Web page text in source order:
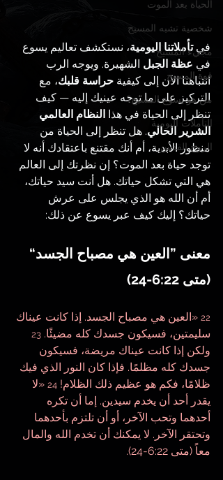
الحياة بعد الموت
شخصية تشبه المسيح
مجيء المسيح
قوة المسيح
من هو يسوع المسيح؟
التأملات اليومية
الروح القدس
في تأملاتنا اليومية، نستكشف تعاليم يسوع
في عظة الجبل الشهيرة. ويوجه الرب
انتباهنا الآن إلى كيفية حراسة قلبك، مع
التركيز على ما توجه عينيك إليه — كيف
تنظر إلى الحياة في هذا النظام العالمي
الشرير الحالي. هل تنظر إلى الحياة من
منظور الأبدية، أم أنك مقتنع باعتقادك أنه لا
توجد حياة بعد الموت؟ إن نظرتك إلى العالم
هي التي تشكل حياتك. هل أنت سيد حياتك،
أم أن الله هو الذي يجلس على عرش
حياتك؟ إليك كيف عبر يسوع عن ذلك:
معنى ”العين هي مصباح الجسد“
(متى 6:22-24)
22 «العين هي مصباح الجسد. إذا كانت عيناك
سليمتين، فسيكون جسدك كله مضيئًا. 23
ولكن إذا كانت عيناك مريضة، فسيكون
جسدك كله مظلمًا. فإذا كان النور الذي فيك
ظلامًا، فكم هو عظيم ذلك الظلام! 24 «لا
يقدر أحد أن يخدم سيدين. إما أن تكره
أحدهما وتحب الآخر، أو أن تلتزم بأحدهما
وتحتقر الآخر. لا يمكنك أن تخدم الله والمال
معاً (متى 6:22-24).